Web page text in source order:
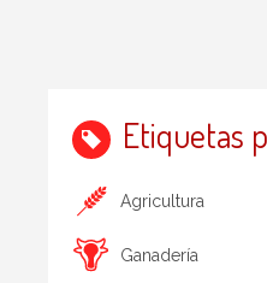
Etiquetas
Agricultura
Ganadería